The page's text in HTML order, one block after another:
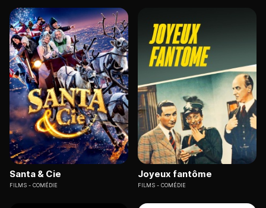
Santa & Cie
FILMS COMÉDIE
Joyeux fantôme
FILMS COMÉDIE